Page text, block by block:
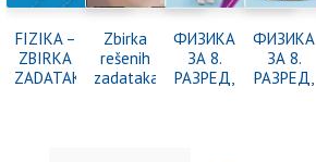
FIZIKA –
ZBIRKA
ZADATAKA
Zbirka
rešenih
zadataka
ФИЗИКА
ЗА 8.
РАЗРЕД,
ФИЗИКА
ЗА 8.
РАЗРЕД,